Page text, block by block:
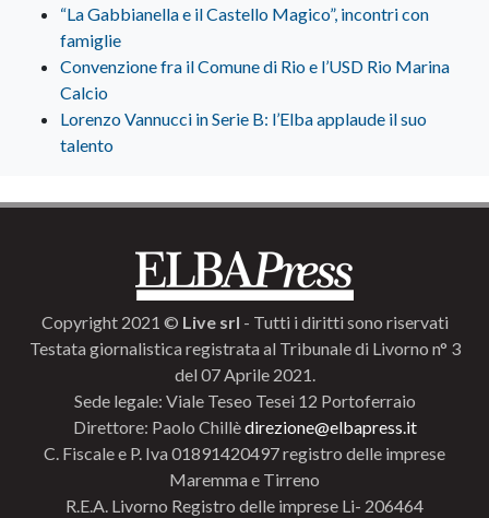
“La Gabbianella e il Castello Magico”, incontri con
famiglie
Convenzione fra il Comune di Rio e l’USD Rio Marina
Calcio
Lorenzo Vannucci in Serie B: l’Elba applaude il suo
talento
Copyright 2021 © Live srl - Tutti i diritti sono riservati
Testata giornalistica registrata al Tribunale di Livorno n° 3
del 07 Aprile 2021.
Sede legale: Viale Teseo Tesei 12 Portoferraio
Direttore: Paolo Chillèdirezione@elbapress.it
C. Fiscale e P. Iva 01891420497 registro delle imprese
Maremma e Tirreno
R.E.A. Livorno Registro delle imprese Li- 206464